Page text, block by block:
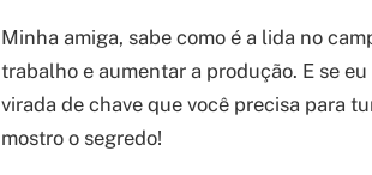
Minha amiga, sabe como é a lida no
trabalho e aumentar a produção. E se
virada de chave que você precisa para
mostro o segredo!